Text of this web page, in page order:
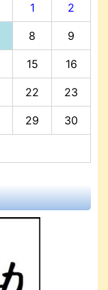
1 2
8 9
15 16
22 23
29 30